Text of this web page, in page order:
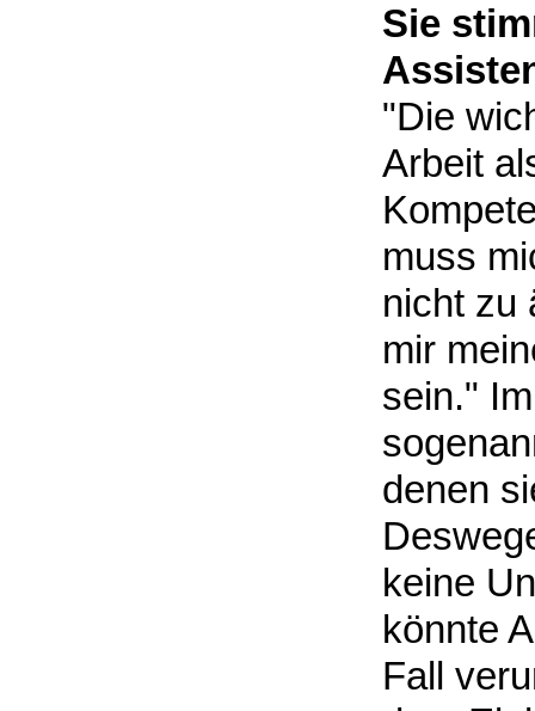
Sie
"Die
Arbeit
muss
nicht zu
mir
sein."
denen
keine
könnte
Fall